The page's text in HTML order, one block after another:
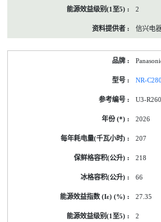
2
信兴电
NR-
U3-
2026
207
218
66
27.35
2